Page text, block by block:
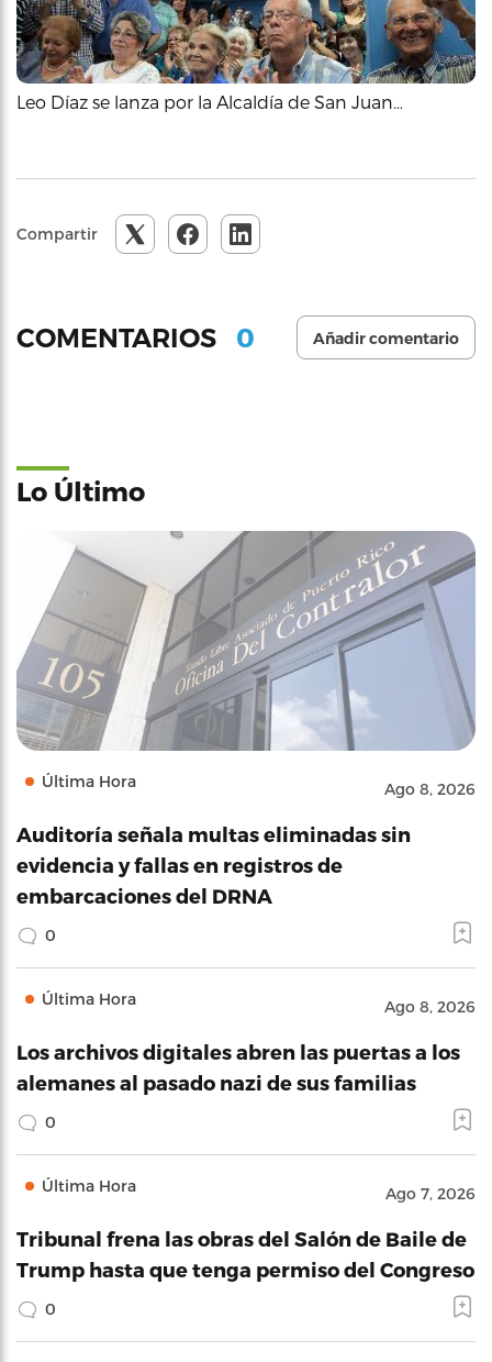
Leo Díaz se lanza por la Alcaldía de San Juan…
Compartir
COMENTARIOS 0 Añadir comentario
Lo Último
Última Hora Ago 8, 2026
Auditoría señala multas eliminadas sin
evidencia y fallas en registros de
embarcaciones del DRNA
0
Última Hora Ago 8, 2026
Los archivos digitales abren las puertas a los
alemanes al pasado nazi de sus familias
0
Última Hora Ago 7, 2026
Tribunal frena las obras del Salón de Baile de
Trump hasta que tenga permiso del Congreso
0